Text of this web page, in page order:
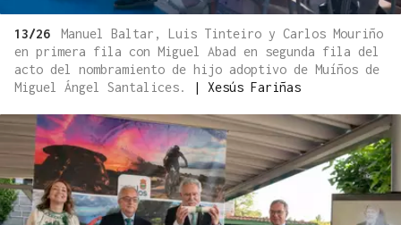
13/26
Manuel Baltar, Luis Tinteiro y Carlos Mouriño
en primera fila con Miguel Abad en segunda fila del
acto del nombramiento de hijo adoptivo de Muíños de
Miguel Ángel Santalices.
| Xesús Fariñas